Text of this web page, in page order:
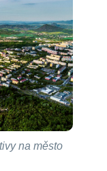
na město